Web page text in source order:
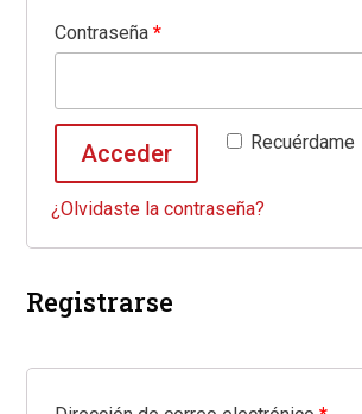
Contraseña*
Recuérdame
Acceder
¿Olvidaste la contraseña?
Registrarse